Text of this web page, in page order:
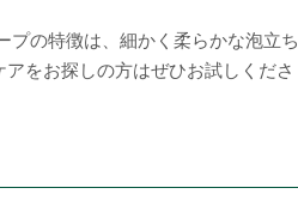
プの特徴は、細かく柔らかな泡立ち
をお探しの方はぜひお試しくださ